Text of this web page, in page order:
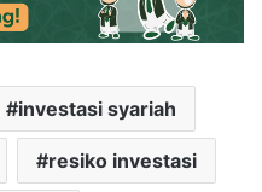
investasi syariah
resiko investasi